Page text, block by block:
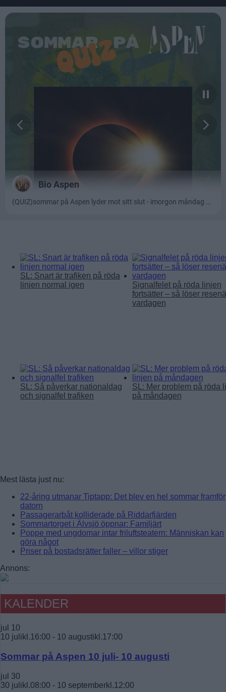
SL: Snart är trafiken på röda
linjen normal igen
Signalfelet på röda linjen
fortsätter – så löser
vardagen
SL: Så påverkar nationaldag
och signalfel trafiken
SL: Mer problem på röda
på måndagen
Mest lästa just nu:
22-åring utmanar Tiptapp: Det blev en hel sommar framför
datorn
Passagerarbåt kolliderade på Riddarfjärden
Sommartorget i Älvsjö öppnar: Familjärt
Poppe med ungdomar intar friluftsteatern: Människan kan
göra något
Priser på bostadsrätter faller – villor stiger
Annons:
KALENDER
jul 10
10 julikl.16:00 - 10 augustikl.17:00
Sommar på Aspen 10 juli- 10 augusti
jul 30
30 julikl.08:00 - 10 septemberkl.12:00